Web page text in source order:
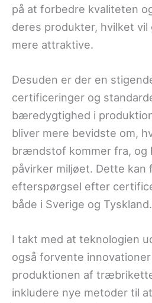
på at forbedre kvaliteten
deres produkter, hvilket vil
mere attraktive.
Desuden er der en
certificeringer og
bæredygtighed i
bliver mere bevidste om,
brændstof kommer fra, og
påvirker miljøet. Dette kan
efterspørgsel efter
både i Sverige og Tyskland.
I takt med at teknologien
også forvente
produktionen af
inkludere nye metoder til